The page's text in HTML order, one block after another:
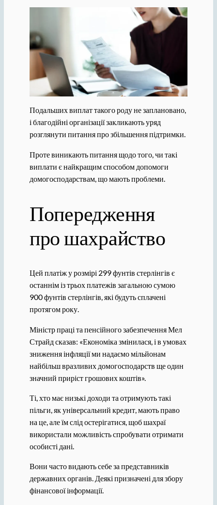
Подальших виплат такого роду не заплановано,
і благодійні організації закликають уряд
розглянути питання про збільшення підтримки.
Проте виникають питання щодо того, чи такі
виплати є найкращим способом допомоги
домогосподарствам, що мають проблеми.
Попередження
про шахрайство
Цей платіж у розмірі 299 фунтів стерлінгів є
останнім із трьох платежів загальною сумою
900 фунтів стерлінгів, які будуть сплачені
протягом року.
Міністр праці та пенсійного забезпечення Мел
Страйд сказав: «Економіка змінилася, і в умовах
зниження інфляції ми надаємо мільйонам
найбільш вразливих домогосподарств ще один
значний приріст грошових коштів».
Ті, хто має низькі доходи та отримують такі
пільги, як універсальний кредит, мають право
на це, але їм слід остерігатися, щоб шахраї
використали можливість спробувати отримати
особисті дані.
Вони часто видають себе за представників
державних органів. Деякі призначені для збору
фінансової інформації.